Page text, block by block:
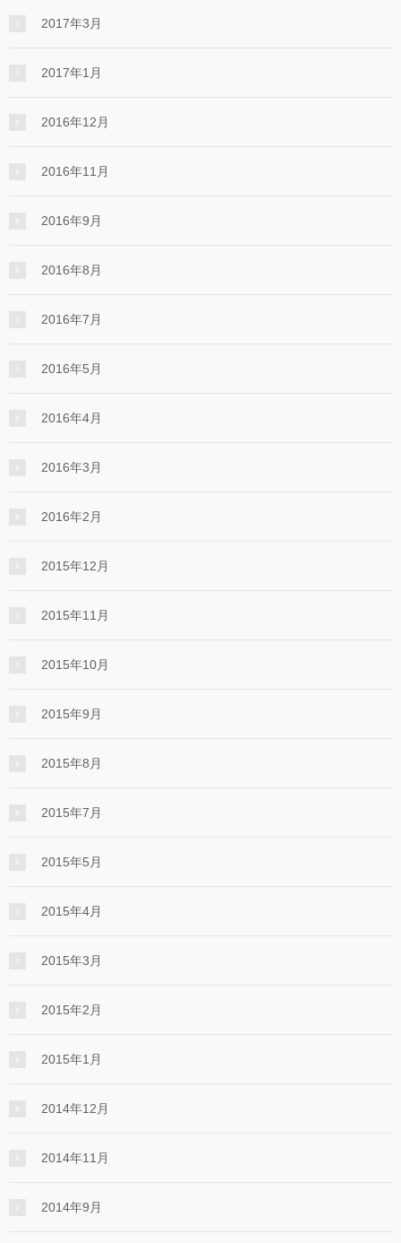
2017年3月
2017年1月
2016年12月
2016年11月
2016年9月
2016年8月
2016年7月
2016年5月
2016年4月
2016年3月
2016年2月
2015年12月
2015年11月
2015年10月
2015年9月
2015年8月
2015年7月
2015年5月
2015年4月
2015年3月
2015年2月
2015年1月
2014年12月
2014年11月
2014年9月